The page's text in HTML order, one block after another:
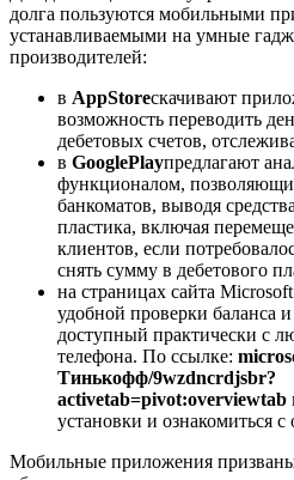
долга пользуются мобильными
устанавливаемыми на умные
производителей:
в AppStoreскачивают
возможность переводить
дебетовых счетов,
в GooglePlayпредлагают
функционалом,
банкоматов, выводя
пластика, включая
клиентов, если
снять сумму в дебетового
на страницах сайта
удобной проверки баланса
доступный практически с
телефона. По ссылке:
Тинькофф/9wzdncrdjsbr?
activetab=pivot:overviewtab
установки и ознакомиться
Мобильные приложения